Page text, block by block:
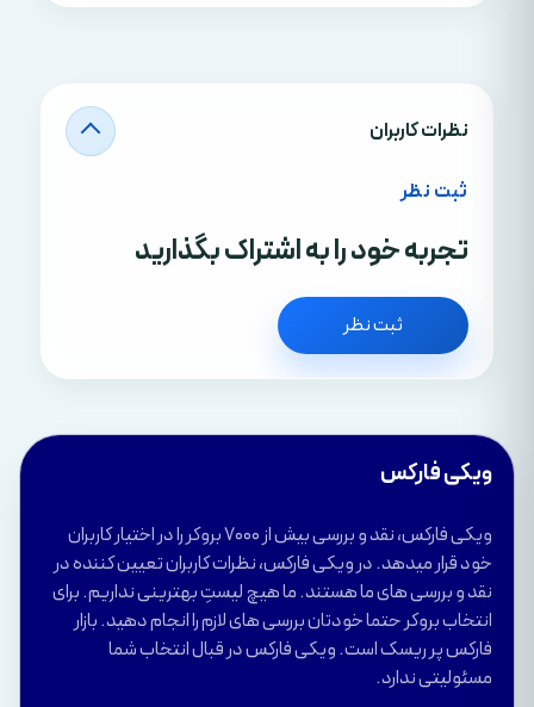
نظرات کاربران
ثبت نظر
تجربه خود را به اشتراک بگذارید
ثبت نظر
ویکی فارکس
ویکی فارکس، نقد و بررسی بیش از 7000 بروکر را در اختیار کاربران
خود قرار میدهد. در ویکی فارکس، نظرات کاربران تعیین کننده در
نقد و بررسی های ما هستند. ما هیچ لیستِ بهترینی نداریم. برای
انتخاب بروکر حتما خودتان بررسی های لازم را انجام دهید. بازار
فارکس پر ریسک است. ویکی فارکس در قبال انتخاب شما
مسئولیتی ندارد.